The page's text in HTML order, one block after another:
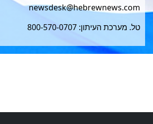
newsdesk@hebrewnews.com
טל. מערכת העיתון: 800-570-0707